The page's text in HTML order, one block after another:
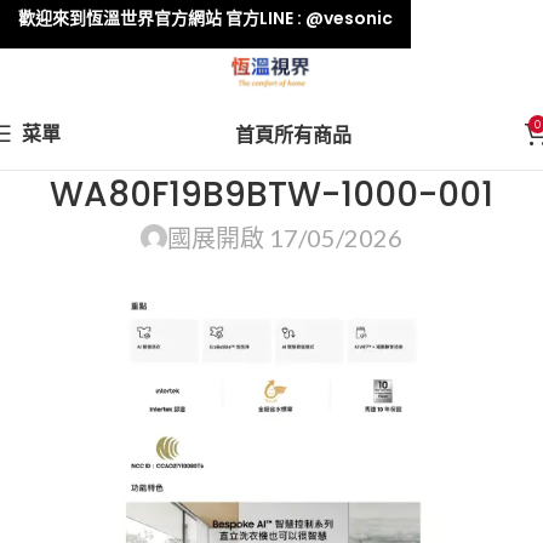
菜單 首頁所有商品 0
WA80F19B9BTW-1000-001
國展開啟 17/05/2026
歡迎來到恆溫世界官方網站 官方LINE : @vesonic